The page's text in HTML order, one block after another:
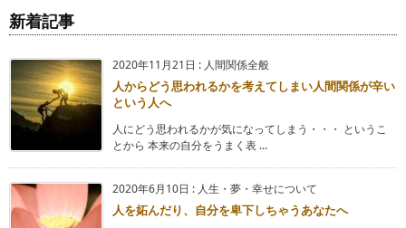
新着記事
2020年11月21日 : 人間関係全般
人からどう思われるかを考えてしまい人間関係が辛い
という人へ
人にどう思われるかが気になってしまう・・・ というこ
とから 本来の自分をうまく表 ...
2020年6月10日 : 人生・夢・幸せについて
人を妬んだり、自分を卑下しちゃうあなたへ